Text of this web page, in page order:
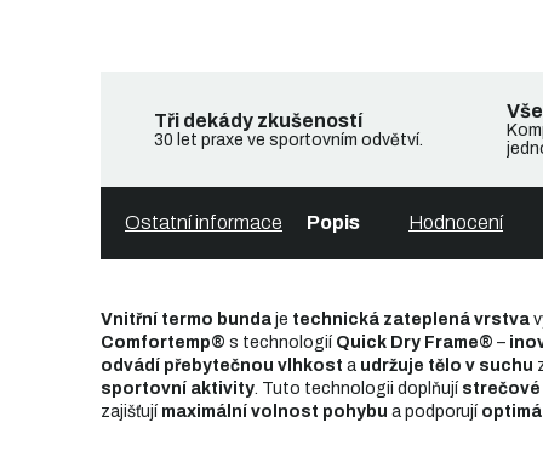
Tři dekády zkušeností
30 let praxe ve sportovním odvětví.
Popis Hodnocení
Ostatní informace
Vnitřní termo bunda je technická zateplená vrstva
Comfortemp® s technologií Quick Dry Frame® –
odvádí přebytečnou vlhkost a udržuje tělo v suchu
sportovní aktivity. Tuto technologii doplňují strečové
zajišťují maximální volnost pohybu a podporují